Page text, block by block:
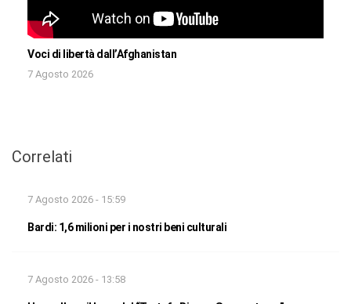
Voci di libertà dall’Afghanistan
7 Agosto 2026
Correlati
7 Agosto 2026 - 15:59
Bardi: 1,6 milioni per i nostri beni culturali
7 Agosto 2026 - 13:58